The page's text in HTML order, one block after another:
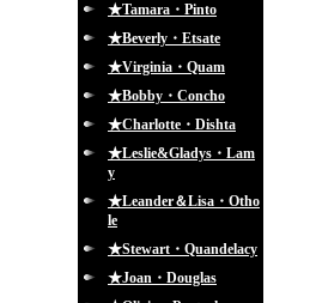
★Tamara・Pinto
★Beverly・Etsate
★Virginia・Quam
★Bobby・Concho
★Charlotte・Dishta
★Leslie&Gladys・Lam
y
★Leander＆Lisa・Otho
le
★Stewart・Quandelacy
★Joan・Douglas